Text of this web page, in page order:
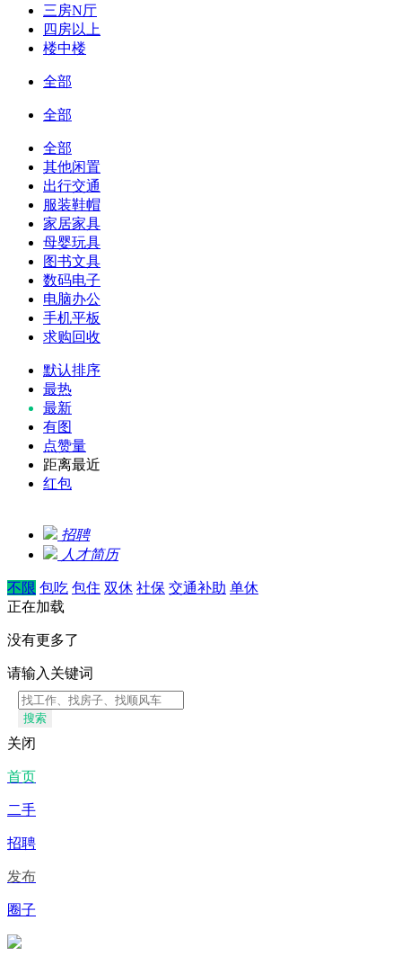
三房N厅
四房以上
楼中楼
全部
全部
全部
其他闲置
出行交通
服装鞋帽
家居家具
母婴玩具
图书文具
数码电子
电脑办公
手机平板
求购回收
默认排序
最热
最新
有图
点赞量
距离最近
红包
招聘
人才简历
不限 包吃 包住 双休 社保 交通补助 单休
正在加载
没有更多了
请输入关键词
搜索
关闭
首页
二手
招聘
发布
圈子